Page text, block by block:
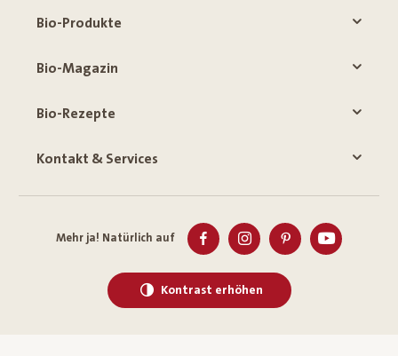
Bio-Produkte
Bio-Magazin
Bio-Rezepte
Kontakt & Services
Mehr ja! Natürlich auf
Kontrast erhöhen